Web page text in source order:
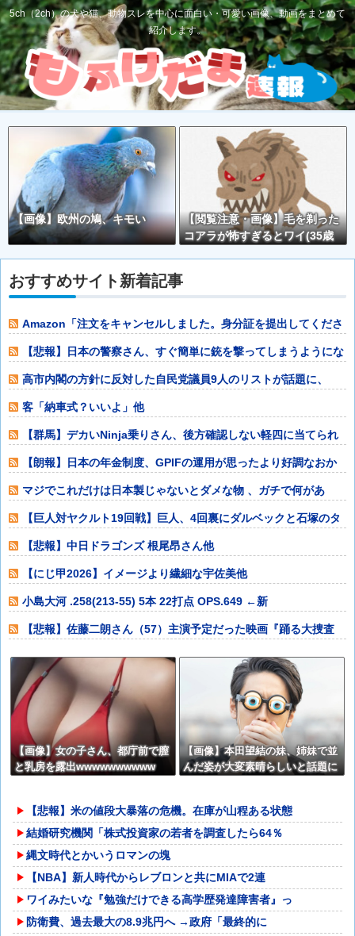
5ch（2ch）の犬や猫、動物スレを中心に面白い・可愛い画像、動画をまとめて
紹介します。
【画像】欧州の鳩、キモい
【閲覧注意・画像】毛を剃った
コアラが怖すぎるとワイ(35歳
おすすめサイト新着記事
Amazon「注文をキャンセルしました。身分証を提出してくださ
い」 X民
【悲報】日本の警察さん、すぐ簡単に銃を撃ってしまうようにな
る他
高市内閣の方針に反対した自民党議員9人のリストが話題に、
「岩屋はどこへ行
客「納車式？いいよ」他
【群馬】デカいNinja乗りさん、後方確認しない軽四に当てられ
てしまう。
【朗報】日本の年金制度、GPIFの運用が思ったより好調なおか
マジでこれだけは日本製じゃないとダメな物 、ガチで何があ
る？他
【巨人対ヤクルト19回戦】巨人、4回裏にダルベックと石塚のタ
イムリーで2
【悲報】中日ドラゴンズ 根尾昂さん他
【にじ甲2026】イメージより繊細な宇佐美他
小島大河 .258(213-55) 5本 22打点 OPS.649 ←新
【悲報】佐藤二朗さん（57）主演予定だった映画『踊る大捜査
【画像】女の子さん、都庁前で膣
と乳房を露出wwwwwwwwww
【画像】本田望結の妹、姉妹で並
んだ姿が大変素晴らしいと話題に
【悲報】米の値段大暴落の危機。在庫が山程ある状態
結婚研究機関「株式投資家の若者を調査したら64％
縄文時代とかいうロマンの塊
【NBA】新人時代からレブロンと共にMIAで2連
ワイみたいな『勉強だけできる高学歴発達障害者』っ
防衛費、過去最大の8.9兆円へ →政府「最終的に